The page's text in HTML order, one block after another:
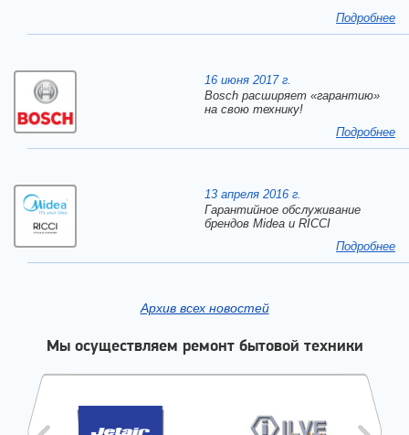
Подробнее
16 июня 2017 г.
Bosch расширяет «гарантию»
на свою технику!
Подробнее
13 апреля 2016 г.
Гарантийное обслуживание
брендов Midea и RICCI
Подробнее
Архив всех новостей
Мы осуществляем ремонт бытовой техники